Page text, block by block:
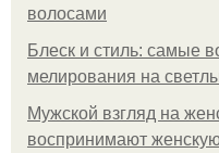
волосами
Блеск и стиль: самые
мелирования на
Мужской взгляд на
воспринимают